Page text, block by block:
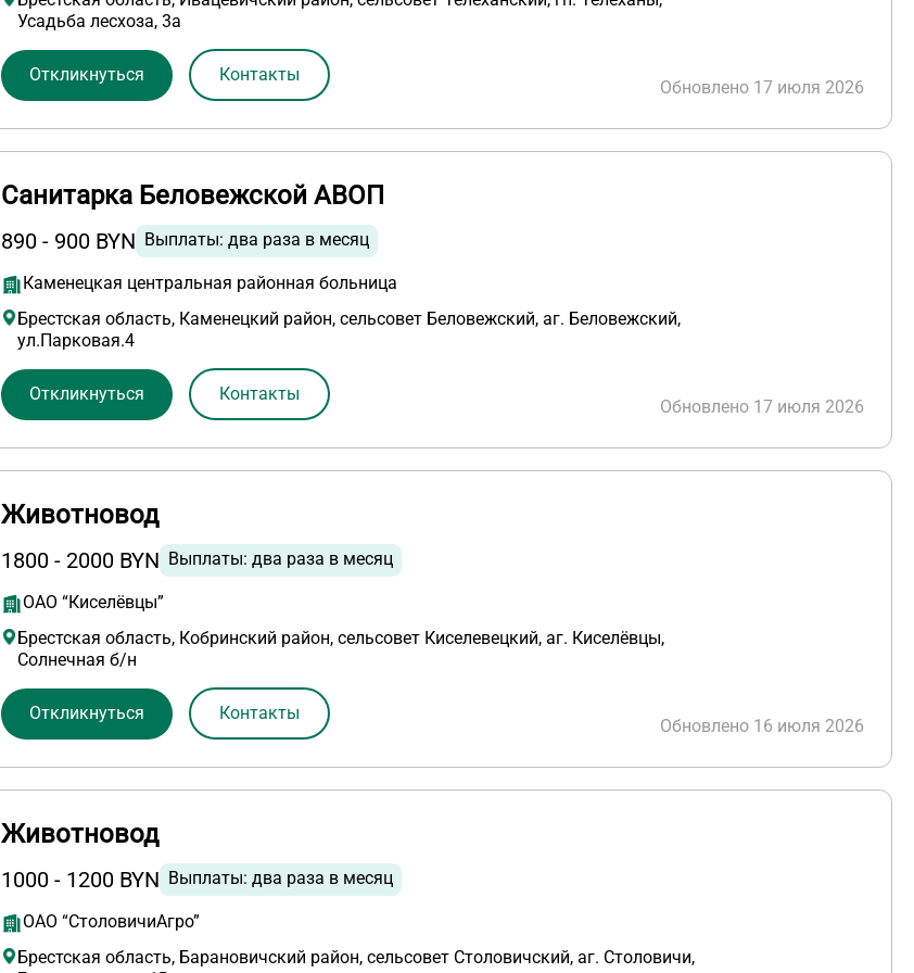
Усадьба лесхоза, 3а
Обновлено 17 июля 2026
Откликнуться Контакты
Санитарка Беловежской АВОП
890 - 900 BYN Выплаты: два раза в месяц
Каменецкая центральная районная больница
Брестская область, Каменецкий район, сельсовет Беловежский, аг. Беловежский,
ул.Парковая.4
Обновлено 17 июля 2026
Откликнуться Контакты
Животновод
1800 - 2000 BYN Выплаты: два раза в месяц
ОАО “Киселёвцы”
Брестская область, Кобринский район, сельсовет Киселевецкий, аг. Киселёвцы,
Солнечная б/н
Обновлено 16 июля 2026
Откликнуться Контакты
Животновод
1000 - 1200 BYN Выплаты: два раза в месяц
ОАО “СтоловичиАгро”
Брестская область, Барановичский район, сельсовет Столовичский, аг. Столовичи,